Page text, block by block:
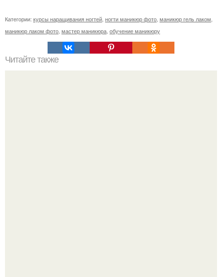
Категории: курсы наращивания ногтей, ногти маникюр фото, маникюр гель лаком,
маникюр лаком фото, мастер маникюра, обучение маникюру
Читайте также